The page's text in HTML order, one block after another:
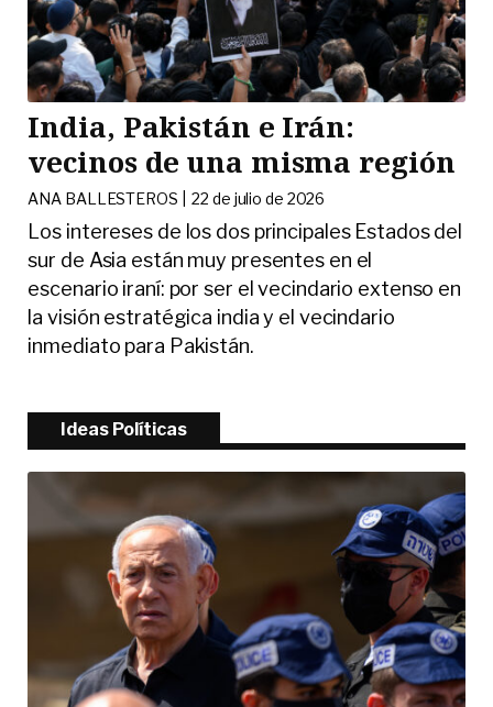
India, Pakistán e Irán:
vecinos de una misma región
ANA BALLESTEROS |22 de julio de 2026
Los intereses de los dos principales Estados del
sur de Asia están muy presentes en el
escenario iraní: por ser el vecindario extenso en
la visión estratégica india y el vecindario
inmediato para Pakistán.
Ideas Políticas